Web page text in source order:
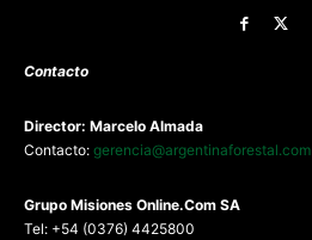
Contacto
Director: Marcelo Almada
Contacto: gerencia@argentinaforestal.com
Grupo Misiones Online.Com SA
Tel: +54 (0376) 4425800